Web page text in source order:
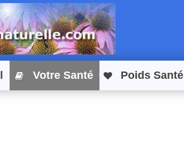
Votre Santé Poids Santé